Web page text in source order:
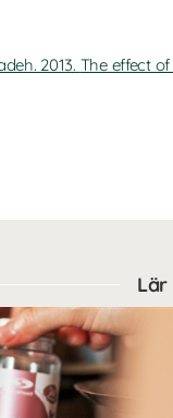
2013. The effect
Lär